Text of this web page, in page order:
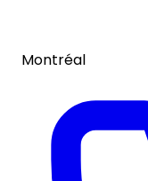
Montréal